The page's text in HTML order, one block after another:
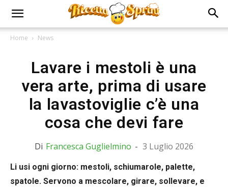
Home News
Lavare i mestoli è una
vera arte, prima di usare
la lavastoviglie c’è una
cosa che devi fare
Di Francesca Guglielmino - 3 Luglio 2026
Li usi ogni giorno: mestoli, schiumarole, palette,
spatole. Servono a mescolare, girare, sollevare, e